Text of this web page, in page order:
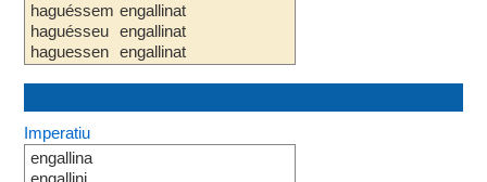
haguéssem
haguésseu
haguessen
engallinat
engallinat
engallinat
Imperatiu
engallina
engallini